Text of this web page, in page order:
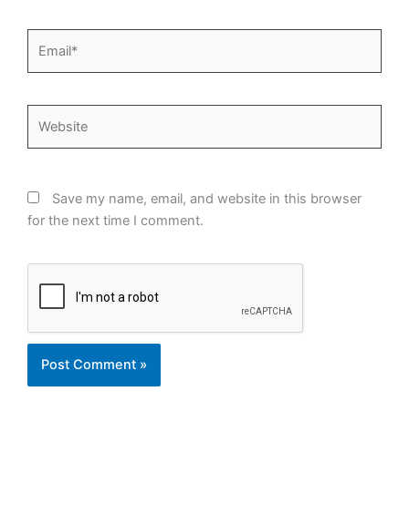
Save my name, email, and website in this browser
for the next time I comment.